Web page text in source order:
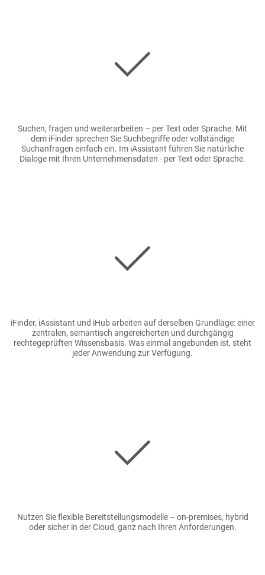
Suchen, fragen und weiterarbeiten – per Text oder Sprache. Mit
dem iFinder sprechen Sie Suchbegriffe oder vollständige
Suchanfragen einfach ein. Im iAssistant führen Sie natürliche
Dialoge mit Ihren Unternehmensdaten - per Text oder Sprache.
iFinder, iAssistant und iHub arbeiten auf derselben Grundlage: einer
zentralen, semantisch angereicherten und durchgängig
rechtegeprüften Wissensbasis. Was einmal angebunden ist, steht
jeder Anwendung zur Verfügung.
Nutzen Sie flexible Bereitstellungsmodelle – on-premises, hybrid
oder sicher in der Cloud, ganz nach Ihren Anforderungen.